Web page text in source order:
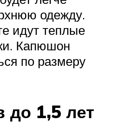
одежду.
идут теплые
Капюшон
по размеру
до 1,5 лет